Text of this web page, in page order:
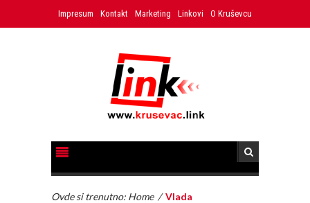
Impresum Kontakt Marketing Linkovi O Kruševcu
Ovde si trenutno: Home /Vlada